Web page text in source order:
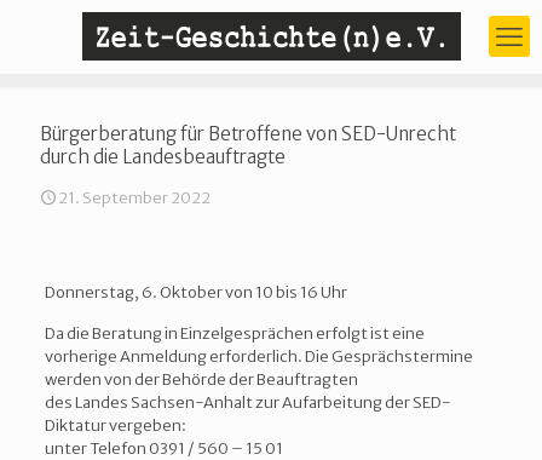
Bürgerberatung für Betroffene von SED-Unrecht
durch die Landesbeauftragte
21. September 2022
Donnerstag, 6. Oktober von 10 bis 16 Uhr
Da die Beratung in Einzelgesprächen erfolgt ist eine
vorherige Anmeldung erforderlich. Die Gesprächstermine
werden von der Behörde der Beauftragten
des Landes Sachsen-Anhalt zur Aufarbeitung der SED-
Diktatur vergeben:
unter Telefon 0391 / 560 – 15 01